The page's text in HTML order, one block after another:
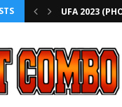
UFA 2023